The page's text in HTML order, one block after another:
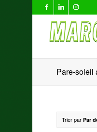
Pare-soleil
Trier parPar